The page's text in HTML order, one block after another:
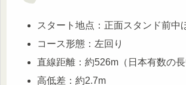
スタート地点：正面スタンド前中
コース形態：左回り
直線距離：約526m（日本有数の長
高低差：約2.7m